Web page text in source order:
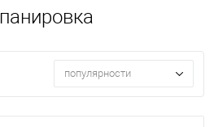
популярности